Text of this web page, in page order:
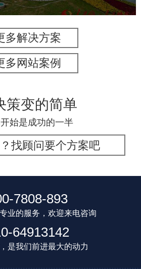
多解决方案
多网站案例
策变的简单
始是成功的一半
找顾问要个方案吧
7808-893
业的服务，欢迎来电咨询
64913142
是我们前进最大的动力